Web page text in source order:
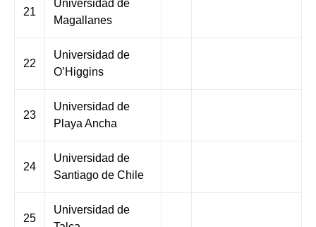
21
Universidad de
Magallanes
22
Universidad de
O’Higgins
23
Universidad de
Playa Ancha
24
Universidad de
Santiago de Chile
25
Universidad de